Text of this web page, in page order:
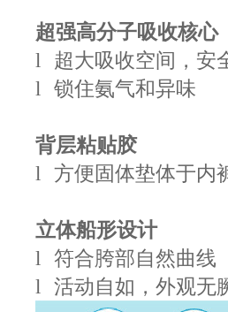
超强高分子吸收核心
l
超大吸收空间，安
l
锁住氨气和异味
背层粘贴胶
l
方便固体垫体于内
立体船形设计
l
符合胯部自然曲线
l
活动自如，外观无